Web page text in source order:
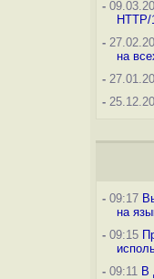
-
HTTP/
-
на
-
-
-09:17
на
-09:15
-09:11 В